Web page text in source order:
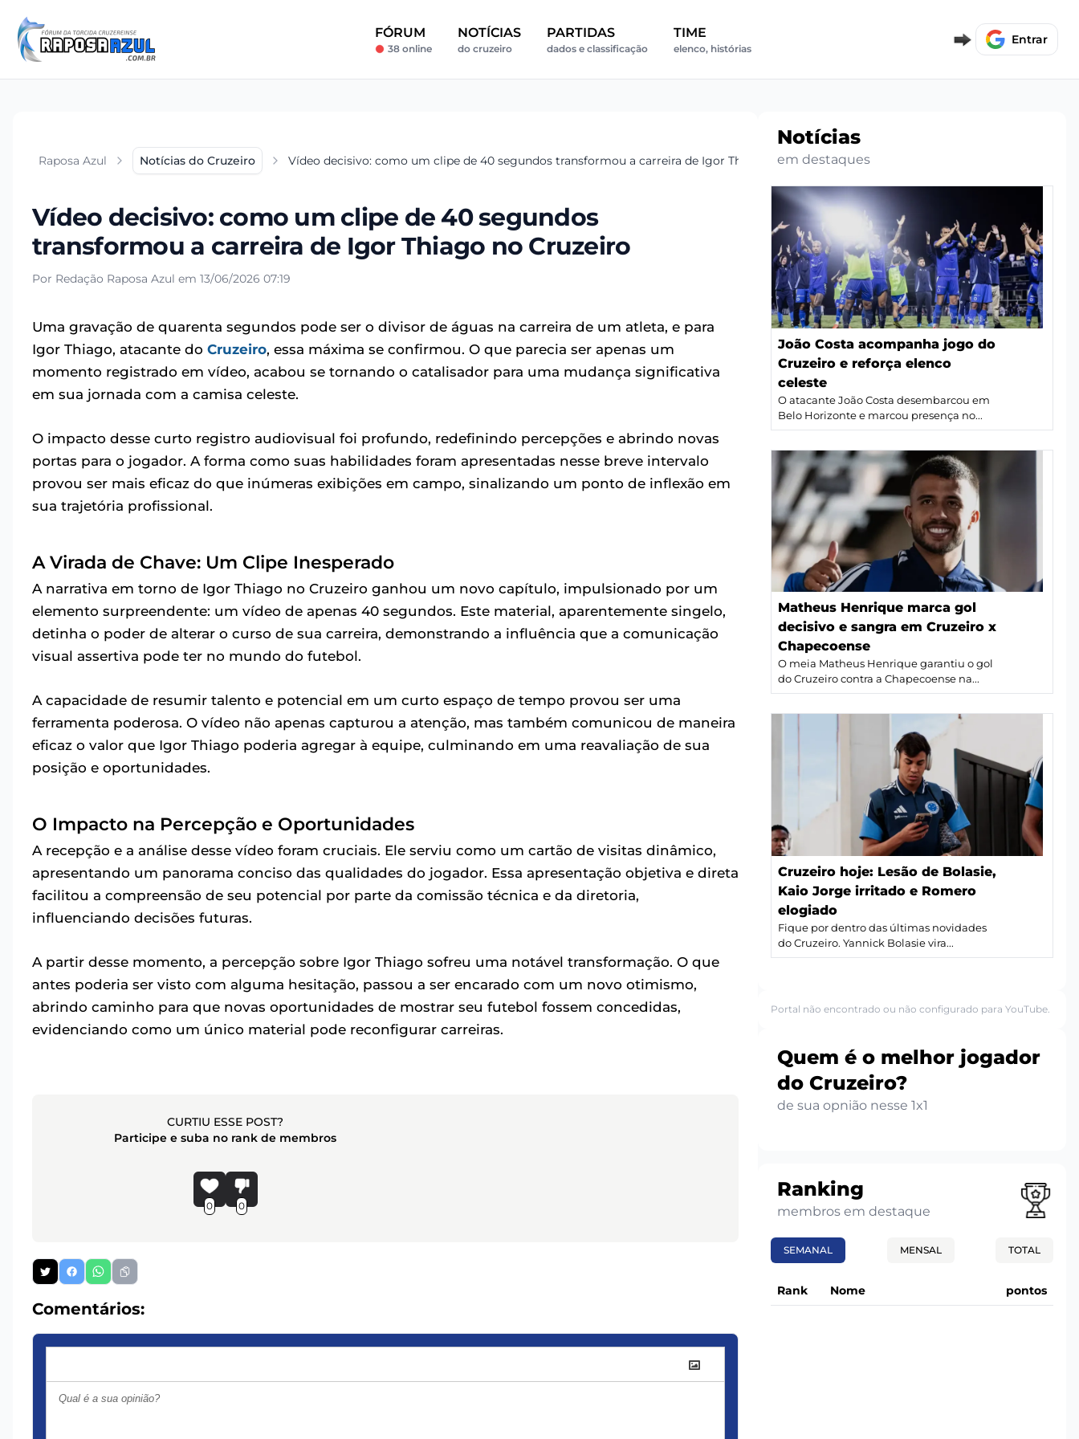
FÓRUM
38 online
NOTÍCIAS
do cruzeiro
PARTIDAS
dados e classificação
TIME
elenco, histórias
Entrar
Raposa Azul Notícias do Cruzeiro Vídeo decisivo: como um clipe de 40 segundos transformou a carreira de Igor Thiago no Cruzeiro
Vídeo decisivo: como um clipe de 40 segundos
transformou a carreira de Igor Thiago no Cruzeiro
Por Redação Raposa Azul em 13/06/2026 07:19
Uma gravação de quarenta segundos pode ser o divisor de águas na carreira de um atleta, e para
Igor Thiago, atacante do Cruzeiro, essa máxima se confirmou. O que parecia ser apenas um
momento registrado em vídeo, acabou se tornando o catalisador para uma mudança significativa
em sua jornada com a camisa celeste.
O impacto desse curto registro audiovisual foi profundo, redefinindo percepções e abrindo novas
portas para o jogador. A forma como suas habilidades foram apresentadas nesse breve intervalo
provou ser mais eficaz do que inúmeras exibições em campo, sinalizando um ponto de inflexão em
sua trajetória profissional.
A Virada de Chave: Um Clipe Inesperado
A narrativa em torno de Igor Thiago no Cruzeiro ganhou um novo capítulo, impulsionado por um
elemento surpreendente: um vídeo de apenas 40 segundos. Este material, aparentemente singelo,
detinha o poder de alterar o curso de sua carreira, demonstrando a influência que a comunicação
visual assertiva pode ter no mundo do futebol.
A capacidade de resumir talento e potencial em um curto espaço de tempo provou ser uma
ferramenta poderosa. O vídeo não apenas capturou a atenção, mas também comunicou de maneira
eficaz o valor que Igor Thiago poderia agregar à equipe, culminando em uma reavaliação de sua
posição e oportunidades.
O Impacto na Percepção e Oportunidades
A recepção e a análise desse vídeo foram cruciais. Ele serviu como um cartão de visitas dinâmico,
apresentando um panorama conciso das qualidades do jogador. Essa apresentação objetiva e direta
facilitou a compreensão de seu potencial por parte da comissão técnica e da diretoria,
influenciando decisões futuras.
A partir desse momento, a percepção sobre Igor Thiago sofreu uma notável transformação. O que
antes poderia ser visto com alguma hesitação, passou a ser encarado com um novo otimismo,
abrindo caminho para que novas oportunidades de mostrar seu futebol fossem concedidas,
evidenciando como um único material pode reconfigurar carreiras.
CURTIU ESSE POST?
Participe e suba no rank de membros
0 0
Comentários:
Notícias
em destaques
João Costa acompanha jogo do
Cruzeiro e reforça elenco
celeste
O atacante João Costa desembarcou em
Belo Horizonte e marcou presença no...
Matheus Henrique marca gol
decisivo e sangra em Cruzeiro x
Chapecoense
O meia Matheus Henrique garantiu o gol
do Cruzeiro contra a Chapecoense na...
Cruzeiro hoje: Lesão de Bolasie,
Kaio Jorge irritado e Romero
elogiado
Fique por dentro das últimas novidades
do Cruzeiro. Yannick Bolasie vira...
Portal não encontrado ou não configurado para YouTube.
Quem é o melhor jogador
do Cruzeiro?
de sua opnião nesse 1x1
Ranking
membros em destaque
SEMANAL MENSAL TOTAL
Rank Nome pontos